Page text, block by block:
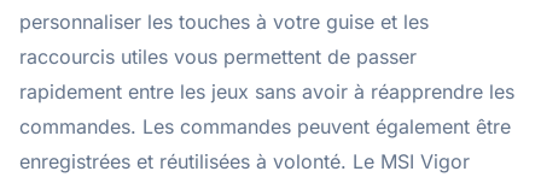
personnaliser les touches à votre guise et les
raccourcis utiles vous permettent de passer
rapidement entre les jeux sans avoir à réapprendre les
commandes. Les commandes peuvent également être
enregistrées et réutilisées à volonté. Le MSI Vigor